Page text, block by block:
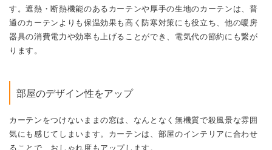
す。遮熱・断熱機能のあるカーテンや厚手の生地のカーテンは、普
通のカーテンよりも保温効果も高く防寒対策にも役立ち 、他の暖房
器具の消費電力や効率も上げることができ、電気代の節約にも繋が
ります。
部屋のデザイン性をアップ
カーテンをつけないままの窓は、なんとなく無機質で殺風景な雰囲
気にも感じてしまいます。カーテンは、部屋のインテリアに合わせ
ることで、おしゃれ度もアップします。